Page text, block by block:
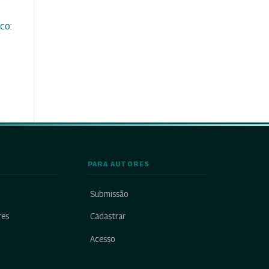
PARA AUTORES
Submissão
Cadastrar
Acesso